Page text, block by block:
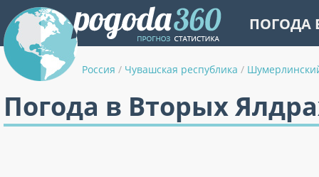
ПОГОДА
Россия / Чувашская республика /
Погода в Вторых